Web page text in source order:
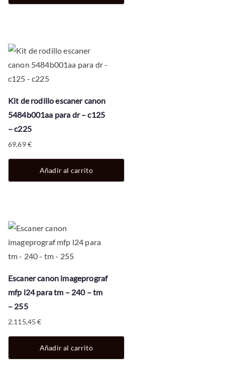
Kit de rodillo escaner canon
5484b001aa para dr – c125
– c225
69,69€
Añadir al carrito
Escaner canon imageprograf
mfp l24 para tm – 240 – tm
– 255
2.115,45€
Añadir al carrito